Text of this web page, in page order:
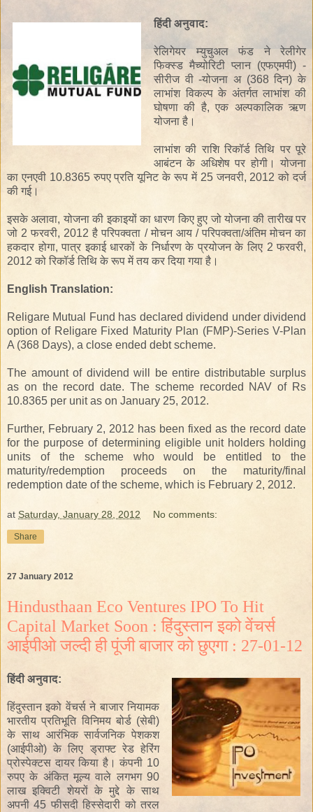
हिंदी अनुवाद:
रेलिगेयर म्युचुअल फंड नेरेलीगेर
फिक्स्ड मैच्योरिटी प्लान (एफएमपी) -
सीरीज वी -योजना अ (368 दिन) के
लाभांश विकल्पके अंतर्गत लाभांश की
घोषणा की है, एक अल्पकालिकऋण
योजना है।
लाभांश की राशि रिकॉर्ड तिथि पर पूरे
आबंटन के अधिशेष पर होगी।
योजना
का एनएवी 10.8365 रुपए प्रति यूनिट के रूप में 25 जनवरी, 2012 को दर्ज
की गई।
इसके अलावा, योजना की इकाइयोंका धारणकिए हुए जो योजना की तारीख पर
जो 2 फरवरी, 2012 है परिपक्वता / मोचन आय / परिपक्वता/अंतिम मोचनका
हकदार होगा, पात्र इकाई धारकों के निर्धारण के प्रयोजन के लिए 2 फरवरी,
2012 को रिकॉर्ड तिथि केरूप में तय कर दिया गया है ।
English Translation:
Religare Mutual Fund has declared dividend under dividend
option of Religare Fixed Maturity Plan (FMP)-Series V-Plan
A (368 Days), a close ended debt scheme.
The amount of dividend will be entire distributable surplus
as on the record date. The scheme recorded NAV of Rs
10.8365 per unit as on January 25, 2012.
Further, February 2, 2012 has been fixed as the record date
for the purpose of determining eligible unit holders holding
units of the scheme who would be entitled to the
maturity/redemption proceeds on the maturity/final
redemption date of the scheme, which is February 2, 2012.
at Saturday, January 28, 2012 No comments:
Share
27 January 2012
Hindusthaan Eco Ventures IPO To Hit
Capital Market Soon : हिंदुस्तान इको वेंचर्स
आईपीओ जल्दी ही पूंजी बाजार को छुएगा : 27-01-12
हिंदी अनुवाद:
हिंदुस्तानइको वेंचर्सनेबाजार नियामक
भारतीय प्रतिभूति विनिमय बोर्ड (सेबी)
के साथ आरंभिक सार्वजनिक पेशकश
(आईपीओ) के लिए ड्राफ्ट रेड हेरिंग
प्रोस्पेक्टस दायर किया है।कंपनी 10
रुपए के अंकित मूल्य वाले लगभग 90
लाख इक्विटी शेयरों के मुद्दे के साथ
अपनी 45 फीसदी हिस्सेदारी को तरल